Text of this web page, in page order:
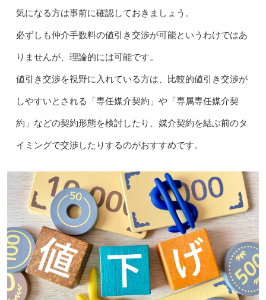
気になる方は事前に確認しておきましょう。
必ずしも仲介手数料の値引き交渉が可能というわけではあ
りませんが、理論的には可能です。
値引き交渉を視野に入れている方は、比較的値引き交渉が
しやすいとされる「専任媒介契約」や「専属専任媒介契
約」などの契約形態を検討したり、媒介契約を結ぶ前のタ
イミングで交渉したりするのがおすすめです。